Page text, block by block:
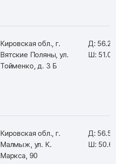
Кировская обл., г.
Вятские Поляны, ул.
Тойменко, д. 3 Б
Д:
Ш:
Кировская обл., г.
Малмыж, ул. К.
Маркса, 90
Д:
Ш: